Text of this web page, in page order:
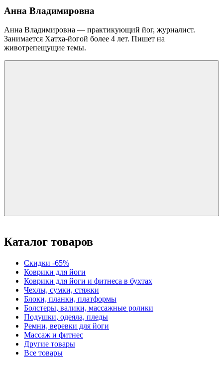
Анна Владимировна
Анна Владимировна — практикующий йог, журналист.
Занимается Хатха-йогой более 4 лет. Пишет на
животрепещущие темы.
Каталог товаров
Скидки -65%
Коврики для йоги
Коврики для йоги и фитнеса в бухтах
Чехлы, сумки, стяжки
Блоки, планки, платформы
Болстеры, валики, массажные ролики
Подушки, одеяла, пледы
Ремни, веревки для йоги
Массаж и фитнес
Другие товары
Все товары